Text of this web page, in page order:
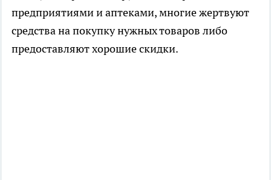
предприятиями и аптеками, многие жертвуют
средства на покупку нужных товаров либо
предоставляют хорошие скидки.